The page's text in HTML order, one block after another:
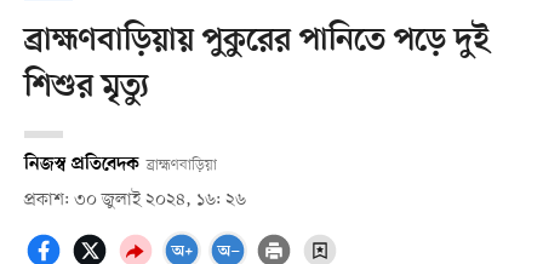
ব্রাহ্মণবাড়িয়ায় পুকুরের পানিতে পড়ে দুই
শিশুর মৃত্যু
নিজস্ব প্রতিবেদক ব্রাহ্মণবাড়িয়া
প্রকাশ: ৩০ জুলাই ২০২৪, ১৬: ২৬